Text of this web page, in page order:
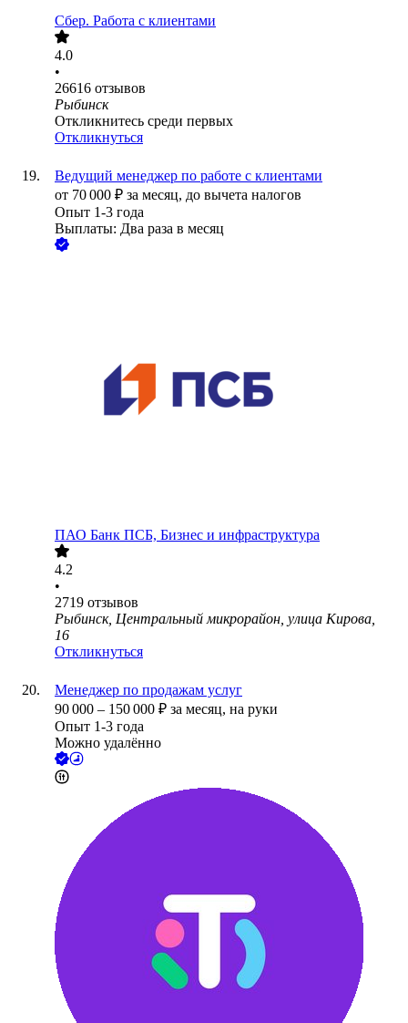
Сбер. Работа с клиентами
4.0
•
26616 отзывов
Рыбинск
Откликнитесь среди первых
Откликнуться
Ведущий менеджер по работе с клиентами
от 70 000 ₽ за месяц, до вычета налогов
Опыт 1-3 года
Выплаты: Два раза в месяц
ПАО Банк ПСБ, Бизнес и инфраструктура
4.2
•
2719 отзывов
Рыбинск, Центральный микрорайон, улица Кирова,
16
Откликнуться
Менеджер по продажам услуг
90 000 – 150 000 ₽ за месяц, на руки
Опыт 1-3 года
Можно удалённо